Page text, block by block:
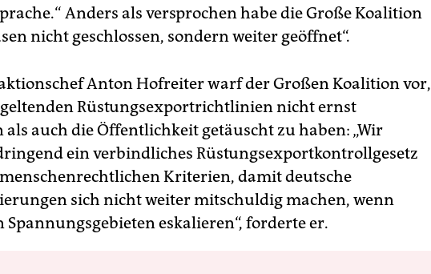
Anders als versprochen habe die Große Koalition
nicht geschlossen, sondern weiter geöffnet“.
Anton Hofreiter warf der Großen Koalition vor,
Rüstungsexportrichtlinien nicht ernst
als auch die Öffentlichkeit getäuscht zu haben: „Wir
ein verbindliches Rüstungs­exportkontrollgesetz
Kriterien, damit deutsche
sich nicht weiter mitschuldig machen, wenn
eskalieren“, forderte er.